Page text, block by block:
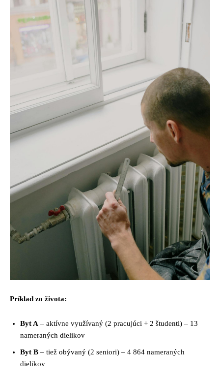
Príklad zo života:
Byt A – aktívne využívaný (2 pracujúci + 2 študenti) – 13
nameraných dielikov
Byt B – tiež obývaný (2 seniori) – 4 864 nameraných
dielikov